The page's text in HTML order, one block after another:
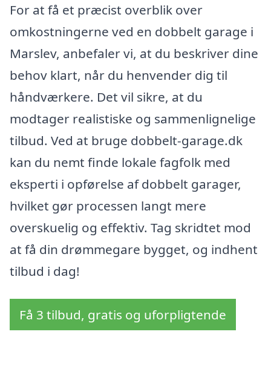
For at få et præcist overblik over
omkostningerne ved en dobbelt garage i
Marslev, anbefaler vi, at du beskriver dine
behov klart, når du henvender dig til
håndværkere. Det vil sikre, at du
modtager realistiske og sammenlignelige
tilbud. Ved at bruge dobbelt-garage.dk
kan du nemt finde lokale fagfolk med
eksperti i opførelse af dobbelt garager,
hvilket gør processen langt mere
overskuelig og effektiv. Tag skridtet mod
at få din drømmegare bygget, og indhent
tilbud i dag!
Få 3 tilbud, gratis og uforpligtende